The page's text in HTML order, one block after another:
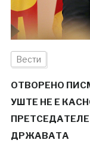
Вести
ОТВОРЕНО
УШТЕ НЕ Е
ДРЖАВАТА